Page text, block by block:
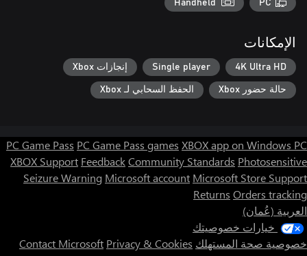
PC
Handheld
الإمكانات
4K Ultra HD
Single player إنجازات Xbox
حالة حضور Xbox الحفظ السحابي لـ Xbox
PC Game Pass PC Game Pass games XBOX app on Windows PC
XBOX Support FeedbackCommunity Standards Photosensitive
Seizure Warning Microsoft account Microsoft Store Support
Returns Orders tracking
العربية (عُمان)
خيارات خصوصيتك
خصوصية صحة المستهلك
Contact Microsoft Privacy & Cookies